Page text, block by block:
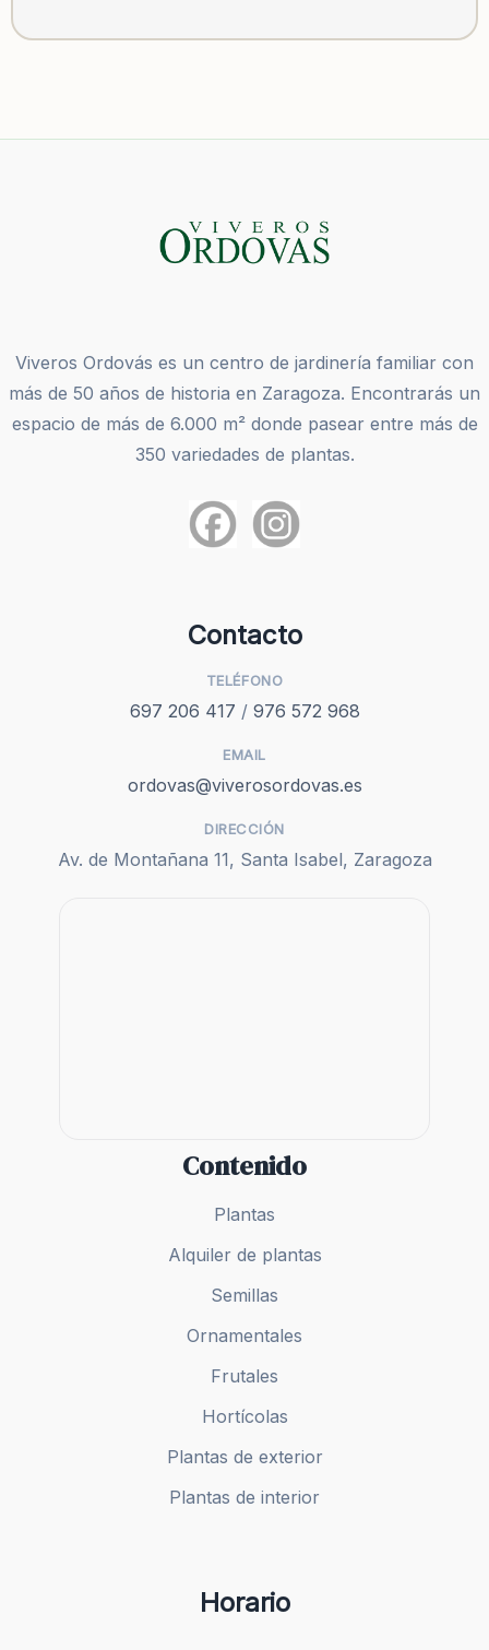
Viveros Ordovás es un centro de jardinería familiar con
más de 50 años de historia en Zaragoza. Encontrarás un
espacio de más de 6.000 m² donde pasear entre más de
350 variedades de plantas.
Contacto
TELÉFONO
697 206 417 / 976 572 968
EMAIL
ordovas@viverosordovas.es
DIRECCIÓN
Av. de Montañana 11, Santa Isabel, Zaragoza
Plantas
Alquiler de plantas
Semillas
Ornamentales
Frutales
Hortícolas
Plantas de exterior
Plantas de interior
Horario